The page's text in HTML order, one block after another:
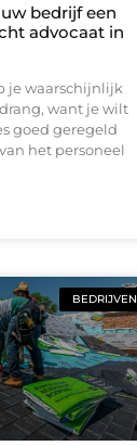
bedrijf een
advocaat in
je waarschijnlijk
want je wilt
goed geregeld
het personeel
BEDRIJVEN